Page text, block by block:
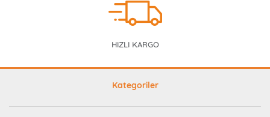
HIZLI KARGO
Kategoriler